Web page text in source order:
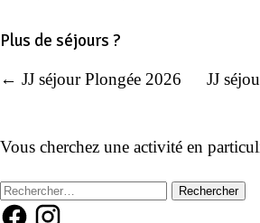
Plus de séjours ?
Navigation
l’article
← JJ séjour Plongée 2026
JJ
Vous cherchez une activité en
Rechercher :